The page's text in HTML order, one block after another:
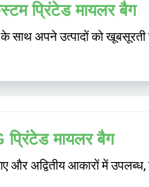
प्रिंटेड मायलर बैग
के साथ अपने उत्पादों को
मायलर बैग
और अद्वितीय आकारों में